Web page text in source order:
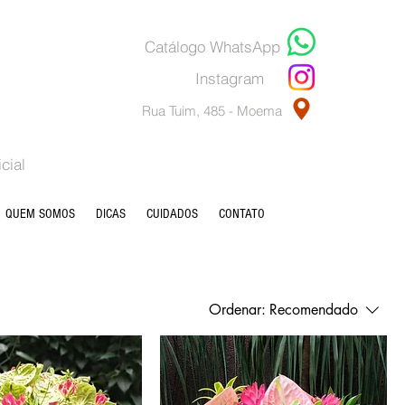
Catálogo WhatsApp
Instagram
Rua Tuim, 485 - Moema
QUEM SOMOS DICAS CUIDADOS CONTATO
Ordenar: Recomendado